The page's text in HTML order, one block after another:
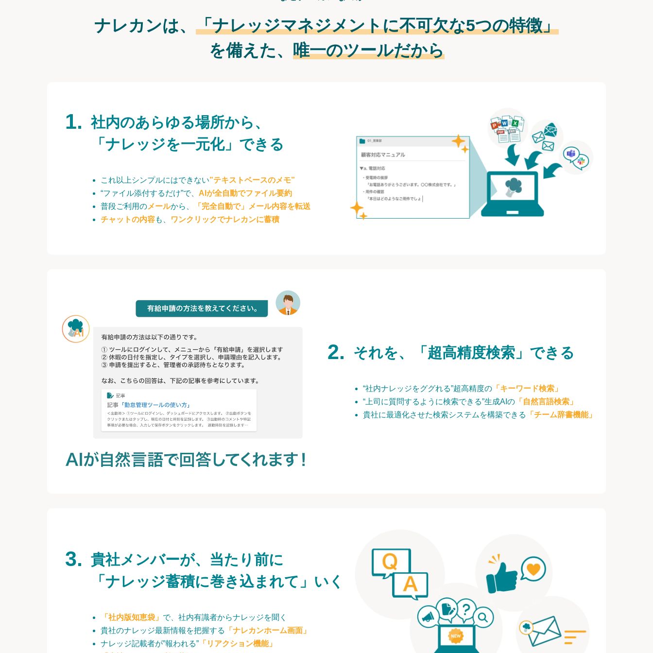
ナレカンは、 「ナレッジマネジメントに不可欠な5つの特徴」
を備えた、 唯一のツールだから
社内のあらゆる場所から、
「ナレッジを一元化」できる
これ以上シンプルにはできない”テキストベースのメモ”
“ファイル添付するだけ”で、 AIが全自動でファイル要約
普段ご利用のメールから、
「完全自動で」メール内容を転送
チャットの内容も、 ワンクリックでナレカンに蓄積
それを、「超高精度検索」できる
“社内ナレッジをググれる”超高精度の 「キーワード検索」
“上司に質問するように検索できる”生成AIの 「自然言語検索」
貴社に最適化させた検索システムを構築できる
「チーム辞書機能」
貴社メンバーが、当たり前に
「ナレッジ蓄積に巻き込まれて」いく
「社内版知恵袋」 で、社内有識者からナレッジを聞く
貴社のナレッジ最新情報を把握する
「ナレカンホーム画面」
ナレッジ記載者が”報われる” 「リアクション機能」